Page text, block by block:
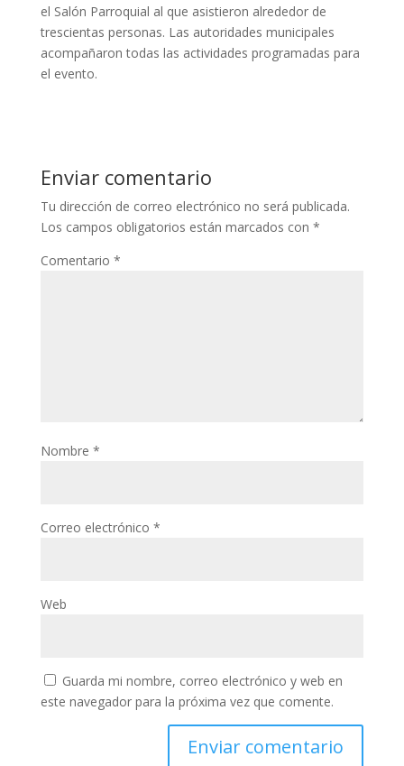
el Salón Parroquial al que asistieron alrededor de
trescientas personas. Las autoridades municipales
acompañaron todas las actividades programadas para
el evento.
Enviar comentario
Tu dirección de correo electrónico no será publicada.
Los campos obligatorios están marcados con *
Comentario *
Nombre *
Correo electrónico *
Web
Guarda mi nombre, correo electrónico y web en
este navegador para la próxima vez que comente.